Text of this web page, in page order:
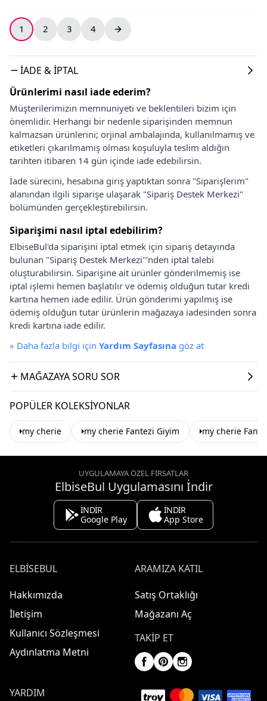
1 2 3 4
İADE & İPTAL
Ürünlerimi nasıl iade ederim?
Müşterilerimizin memnuniyeti ve beklentileri bizim için
önemlidir. Herhangi bir nedenle siparişinden memnun
kalmazsan ürünlerini; orjinal ambalajında, kullanılmamış ve
etiketleri çıkarılmamış olması koşuluyla teslim aldığın
tarihten itibaren 14 gün içinde iade edebilirsin.
İade sürecini, hesabına giriş yaptıktan sonra "Siparişlerim"
alanından ilgili siparişe ulaşarak "Sipariş Destek Merkezi"
bölümünden gerçekleştirebilirsin.
Siparişimi nasıl iptal edebilirim?
ElbiseBul'da siparişini iptal etmek için sipariş detayında
bulunan "Sipariş Destek Merkezi"'nden iptal talebi
oluşturabilirsin. Siparişine ait ürünler gönderilmemiş ise
iptal işlemi hemen başlatılır ve ödemiş olduğun tutar kredi
kartına hemen iade edilir. Ürün gönderimi yapılmış ise
ödemiş olduğun tutar ürünlerin mağazaya iadesinden sonra
kredi kartına iade edilir.
» Daha fazla bilgi için Yardım Sayfasına göz at
MAĞAZAYA SORU SOR
POPÜLER KOLEKSIYONLAR
my cherie my cherie Fantezi Giyim my cherie
UYGULAMAYA ÖZEL FIRSATLAR
ElbiseBul Uygulamasını İndir
İNDİR
Google Play
İNDİR
App Store
ELBISEBUL
Hakkımızda
İletişim
Kullanıcı Sözleşmesi
Aydınlatma Metni
ARAMIZA KATIL
Satış Ortaklığı
Mağazanı Aç
TAKIP ET
YARDIM